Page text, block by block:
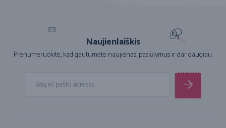
Naujienlaiškis
Prenumeruokite, kad gautumėte naujienas, pasiūlymus ir dar daugiau.